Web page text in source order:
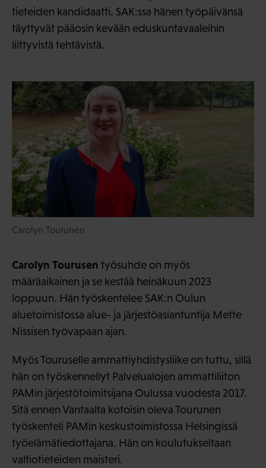
tieteiden kandidaatti. SAK:ssa hänen työpäivänsä
täyttyvät pääosin kevään eduskuntavaaleihin
liittyvistä tehtävistä.
Carolyn Tourunen
Carolyn Tourusen työsuhde on myös
määräaikainen ja se kestää heinäkuun 2023
loppuun. Hän työskentelee SAK:n Oulun
aluetoimistossa alue- ja järjestöasiantuntija Mette
Nissisen työvapaan ajan.
Myös Touruselle ammattiyhdistysliike on tuttu, sillä
hän on työskennellyt Palvelualojen ammattiliiton
PAMin järjestötoimitsijana Oulussa vuodesta 2017.
Sitä ennen Vantaalta kotoisin oleva Tourunen
työskenteli PAMin keskustoimistossa Helsingissä
työelämätiedottajana. Hän on koulutukseltaan
valtiotieteiden maisteri.